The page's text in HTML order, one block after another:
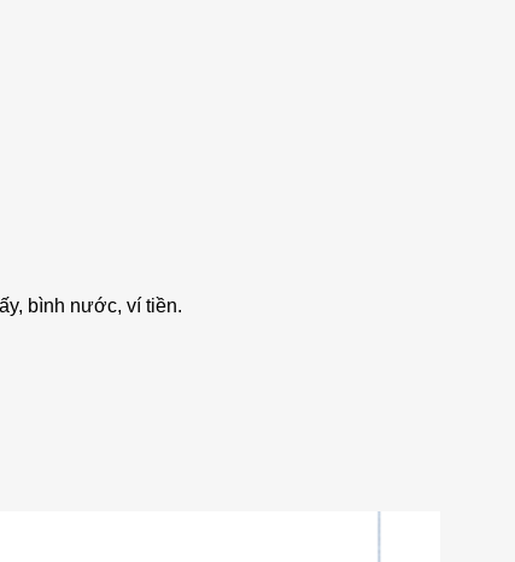
bình nước, ví tiền.